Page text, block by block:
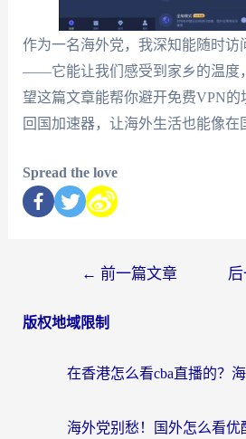
作为一名海外党，我深知能随时访
——它能让我们感受到家乡的温度
望这篇文章能帮你避开免费VPN的
回国加速器，让海外生活也能像在
Spread the love
← 前一篇文章
版权地域限制